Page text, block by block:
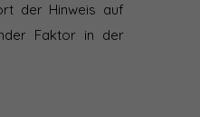
der Hinweis auf
Faktor in der